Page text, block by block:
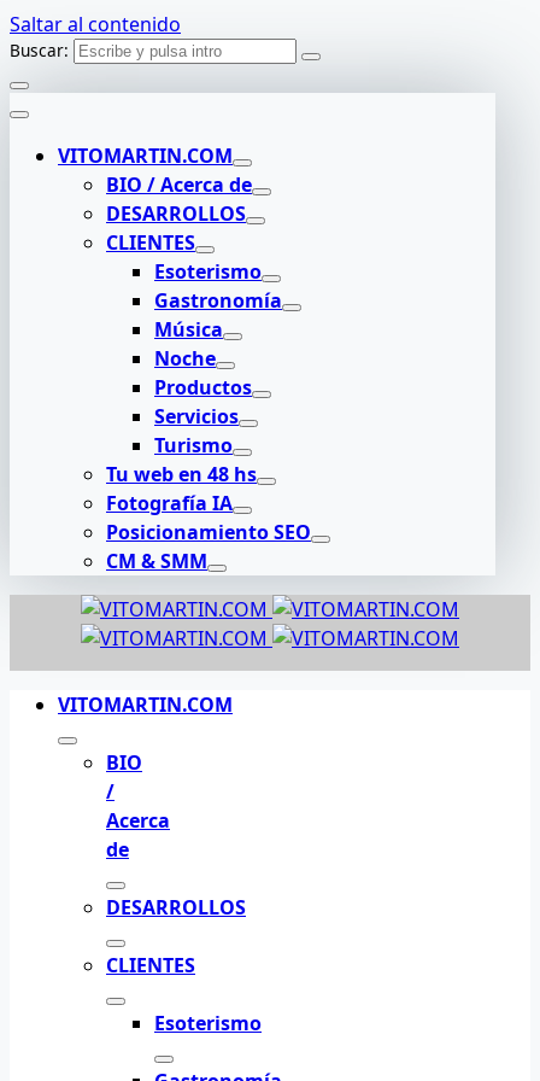
Saltar al contenido
Buscar:
VITOMARTIN.COM
BIO / Acerca de
DESARROLLOS
CLIENTES
Esoterismo
Gastronomía
Música
Noche
Productos
Servicios
Turismo
Tu web en 48 hs
Fotografía IA
Posicionamiento SEO
CM & SMM
VITOMARTIN.COM
BIO
/
Acerca
de
DESARROLLOS
CLIENTES
Esoterismo